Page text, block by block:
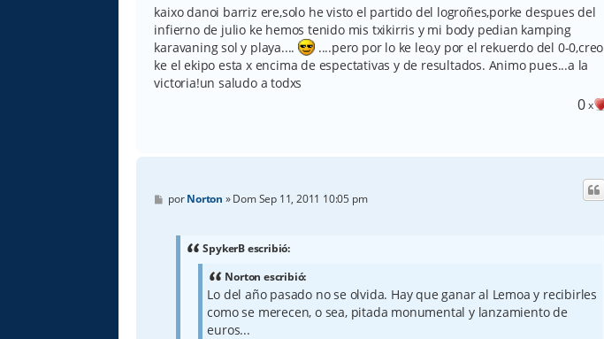
s
a
j
e
kaixo danoi barriz ere,solo he visto el partido del logroñes,porke despues del
infierno de julio ke hemos tenido mis txikirris y mi body pedian kamping
karavaning sol y playa....
....pero por lo ke leo,y por el rekuerdo del 0-0,creo
ke el ekipo esta x encima de espectativas y de resultados. Animo pues...a la
victoria!un saludo a todxs
0x
M
e
porNorton »Dom Sep 11, 2011 10:05 pm
SpykerB escribió:
Norton escribió:
Lo del año pasado no se olvida. Hay que ganar al Lemoa y recibirles
como se merecen, o sea, pitada monumental y lanzamiento de
euros...